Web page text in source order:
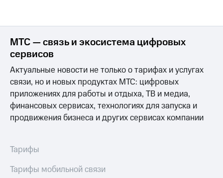
МТС — связь и экосистема цифровых
сервисов
Актуальные новости не только о тарифах и услугах
связи, но и новых продуктах МТС: цифровых
приложениях для работы и отдыха, ТВ и медиа,
финансовых сервисах, технологиях для запуска и
продвижения бизнеса и других сервисах компании
Тарифы
Тарифы мобильной связи